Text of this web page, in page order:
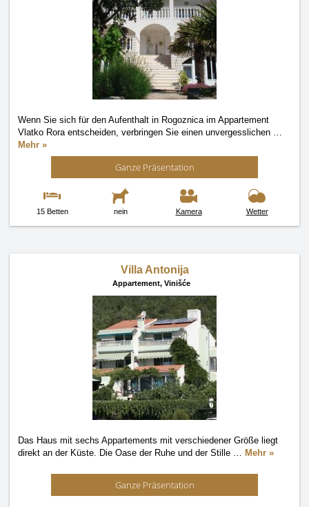
Wenn Sie sich für den Aufenthalt in Rogoznica im Appartement
Vlatko Rora entscheiden, verbringen Sie einen unvergesslichen …
Mehr »
Ganze Präsentation
15 Betten nein Kamera Wetter
Villa Antonija
Appartement, Vinišće
Das Haus mit sechs Appartements mit verschiedener Größe liegt
direkt an der Küste. Die Oase der Ruhe und der Stille … Mehr »
Ganze Präsentation